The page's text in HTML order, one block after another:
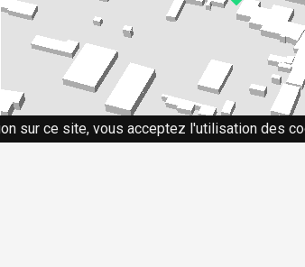
sur ce site, vous acceptez l'utilisation des